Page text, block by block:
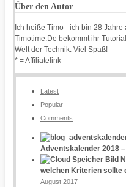
Über den Autor
Ich heiße Timo - ich bin 28
Timotime.De bekommt ihr
Welt der Technik. Viel Spaß!
* = Affiliatelink
Latest
Popular
Comments
Adventskalender 2018
welchen Kriterien sollte
August 2017